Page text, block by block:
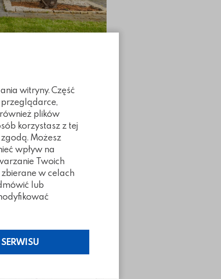
witryny. Część
plików
korzystasz z tej
Możesz
wpływ na
Twoich
w celach
lub